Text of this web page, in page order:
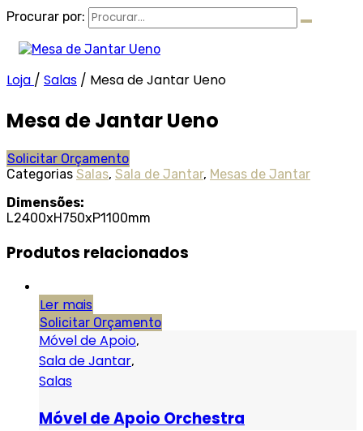
Procurar por:
Loja / Salas / Mesa de Jantar Ueno
Mesa de Jantar Ueno
Solicitar Orçamento
Categorias Salas, Sala de Jantar, Mesas de Jantar
Dimensões:
L2400xH750xP1100mm
Produtos relacionados
Ler mais
Solicitar Orçamento
Móvel de Apoio,
Sala de Jantar,
Salas
Móvel de Apoio Orchestra